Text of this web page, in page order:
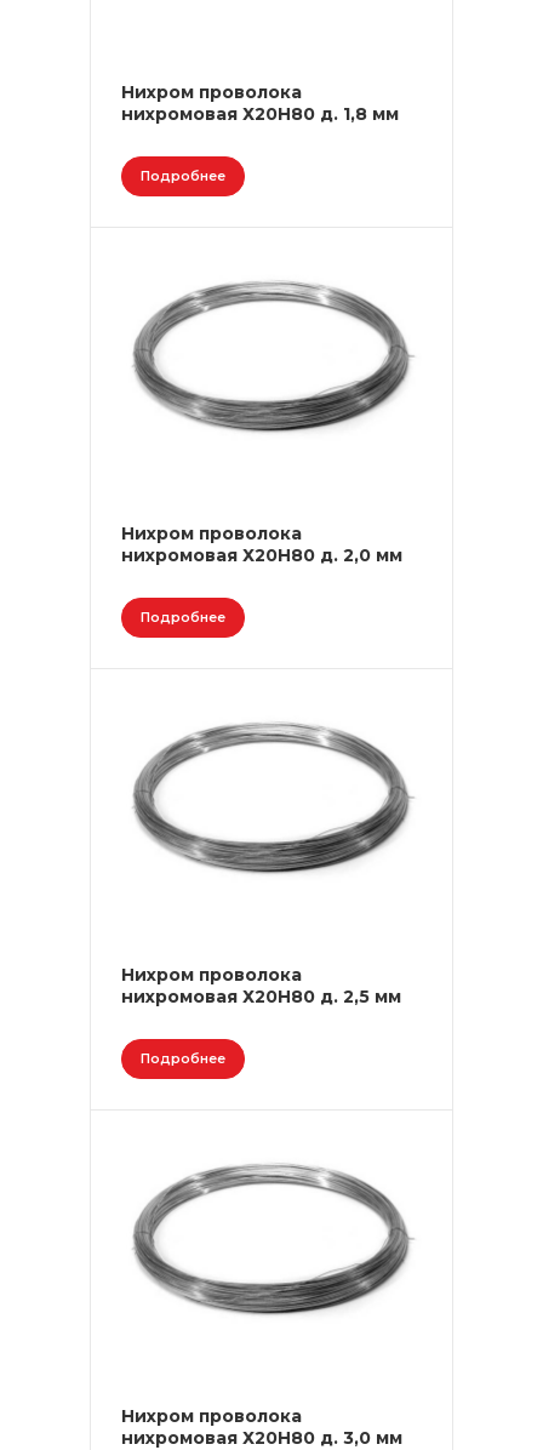
Нихром проволока
нихромовая Х20Н80 д. 1,8 мм
Подробнее
Нихром проволока
нихромовая Х20Н80 д. 2,0 мм
Подробнее
Нихром проволока
нихромовая Х20Н80 д. 2,5 мм
Подробнее
Нихром проволока
нихромовая Х20Н80 д. 3,0 мм